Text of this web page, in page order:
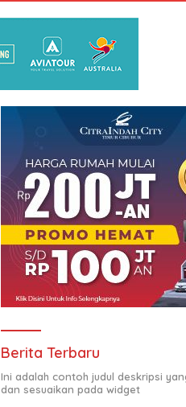
Berita Terbaru
Ini adalah contoh judul deskripsi
dan sesuaikan pada widget